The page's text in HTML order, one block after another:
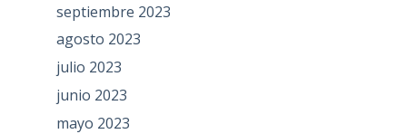
septiembre 2023
agosto 2023
julio 2023
junio 2023
mayo 2023